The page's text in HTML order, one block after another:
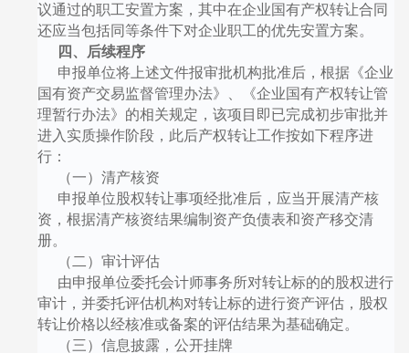
议通过的职工安置方案，其中在企业国有产权转让合同
还应当包括同等条件下对企业职工的优先安置方案。
四、后续程序
申报单位将上述文件报审批机构批准后，根据《企业
国有资产交易监督管理办法》、《企业国有产权转让管
理暂行办法》的相关规定，该项目即已完成初步审批并
进入实质操作阶段，此后产权转让工作按如下程序进
行：
（一）清产核资
申报单位股权转让事项经批准后，应当开展清产核
资，根据清产核资结果编制资产负债表和资产移交清
册。
（二）审计评估
由申报单位委托会计师事务所对转让标的的股权进行
审计，并委托评估机构对转让标的进行资产评估，股权
转让价格以经核准或备案的评估结果为基础确定。
（三）信息披露，公开挂牌